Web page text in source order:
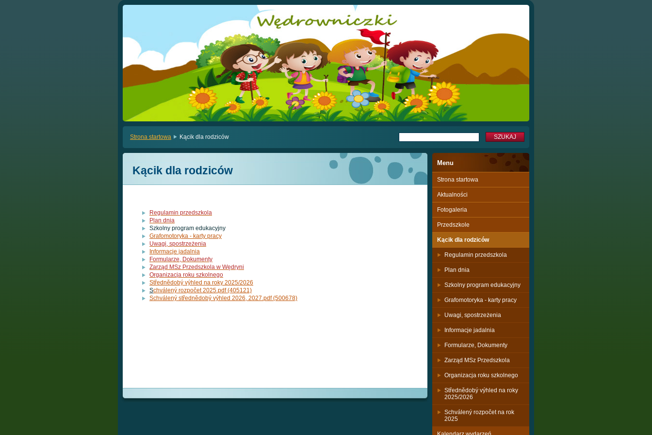
Strona startowa Kącik dla rodziców
Kącik dla rodziców
Regulamin przedszkola
Plan dnia
Szkolny program edukacyjny
Grafomotoryka - karty pracy
Uwagi, spostrzeżenia
Informacje jadalnia
Formularze, Dokumenty
Zarząd MSz Przedszkola w Wędryni
Organizacja roku szkolnego
Střednědobý výhled na roky 2025/2026
Schválený rozpočet 2025.pdf (405121)
Schválený střednědobý výhled 2026, 2027.pdf (500678)
Menu
Strona startowa
Aktualności
Fotogaleria
Przedszkole
Kącik dla rodziców
Regulamin przedszkola
Plan dnia
Szkolny program edukacyjny
Grafomotoryka - karty pracy
Uwagi, spostrzeżenia
Informacje jadalnia
Formularze, Dokumenty
Zarząd MSz Przedszkola
Organizacja roku szkolnego
Střednědobý výhled na roky
2025/2026
Schválený rozpočet na rok
2025